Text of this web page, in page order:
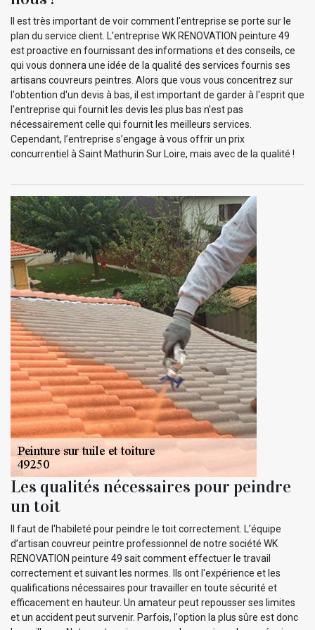
Il est très important de voir comment l'entreprise se porte sur le
plan du service client. L'entreprise WK RENOVATION peinture 49
est proactive en fournissant des informations et des conseils, ce
qui vous donnera une idée de la qualité des services fournis ses
artisans couvreurs peintres. Alors que vous vous concentrez sur
l'obtention d'un devis à bas, il est important de garder à l'esprit que
l'entreprise qui fournit les devis les plus bas n'est pas
nécessairement celle qui fournit les meilleurs services.
Cependant, l’entreprise s’engage à vous offrir un prix
concurrentiel à Saint Mathurin Sur Loire, mais avec de la qualité !
Les qualités nécessaires pour peindre
un toit
Il faut de l'habileté pour peindre le toit correctement. L’équipe
d’artisan couvreur peintre professionnel de notre société WK
RENOVATION peinture 49 sait comment effectuer le travail
correctement et suivant les normes. Ils ont l'expérience et les
qualifications nécessaires pour travailler en toute sécurité et
efficacement en hauteur. Un amateur peut repousser ses limites
et un accident peut survenir. Parfois, l'option la plus sûre est donc